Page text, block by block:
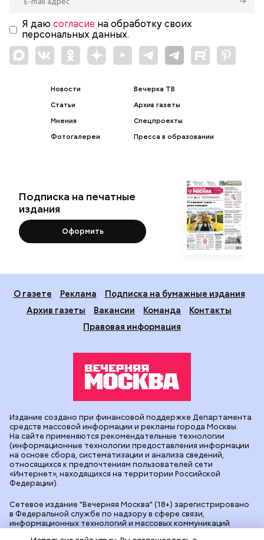
Я даю согласие на обработку своих
персональных данных.
Новости
Статьи
Мнения
Фотогалереи
Вечерка ТВ
Архив газеты
Спецпроекты
Пресса в образовании
Подписка на печатные
издания
Оформить
О газете Реклама
Подписка на бумажные издания
Архив газеты
Вакансии Команда
Контакты
Правовая информация
Сетевое издание "Вечерняя Москва" (18+) зарегистрировано
в Федеральной службе по надзору в сфере связи,
информационных технологий и массовых коммуникаций
Издание создано при финансовой поддержке Департамента
средств массовой информации и рекламы города Москвы.
На сайте применяются рекомендательные технологии
(информационные технологии предоставления информации
на основе сбора, систематизации и анализа сведений,
относящихся к предпочтениям пользователей сети
«Интернет», находящихся на территории Российской
Федерации).